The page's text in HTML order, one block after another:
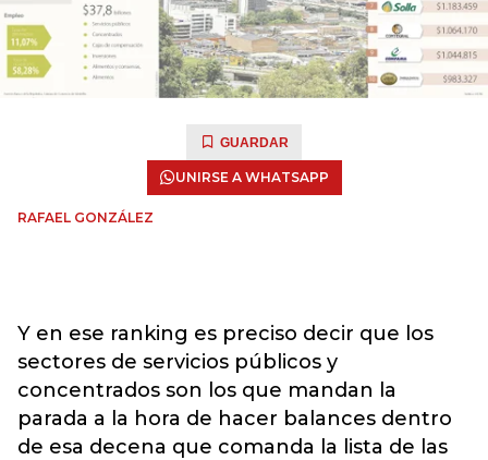
GUARDAR
UNIRSE A WHATSAPP
RAFAEL GONZÁLEZ
Y en ese ranking es preciso decir que los
sectores de servicios públicos y
concentrados son los que mandan la
parada a la hora de hacer balances dentro
de esa decena que comanda la lista de las